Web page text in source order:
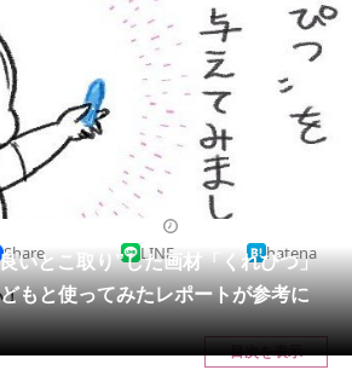
ニュース
地域
教育・育児
リサーチ
ページ
いとこ取り”した画材「くれぴつ」
もと使ってみたレポートが参考に
Share LINE hatena
！
目次を表示